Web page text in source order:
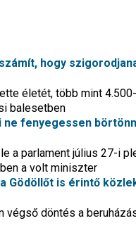
hogy
életét, több mint
balesetben
ne fenyegessen
a parlament július 27-i
a volt miniszter
Gödöllőt is érintő
végső döntés a